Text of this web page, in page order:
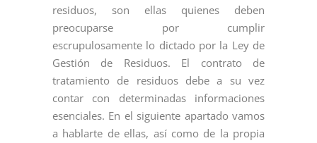
residuos, son ellas quienes deben
preocuparse por cumplir
escrupulosamente lo dictado por la Ley de
Gestión de Residuos. El contrato de
tratamiento de residuos debe a su vez
contar con determinadas informaciones
esenciales. En el siguiente apartado vamos
a hablarte de ellas, así como de la propia